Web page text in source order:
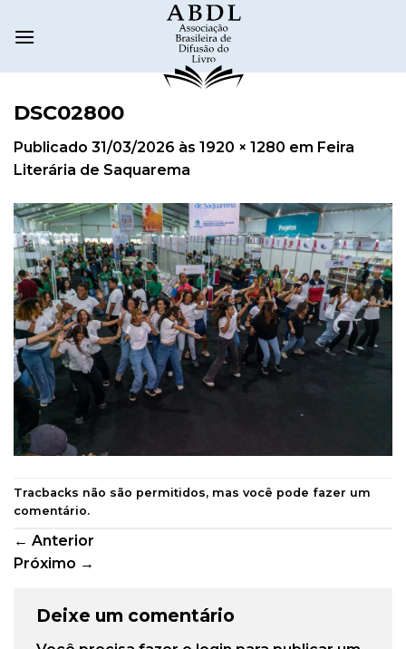
DSC02800
Publicado 31/03/2026 às 1920 × 1280 em Feira
Literária de Saquarema
Tracbacks não são permitidos, mas você pode fazer um
comentário.
← Anterior
Próximo →
Deixe um comentário